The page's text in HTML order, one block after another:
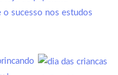
sucesso nos estudos